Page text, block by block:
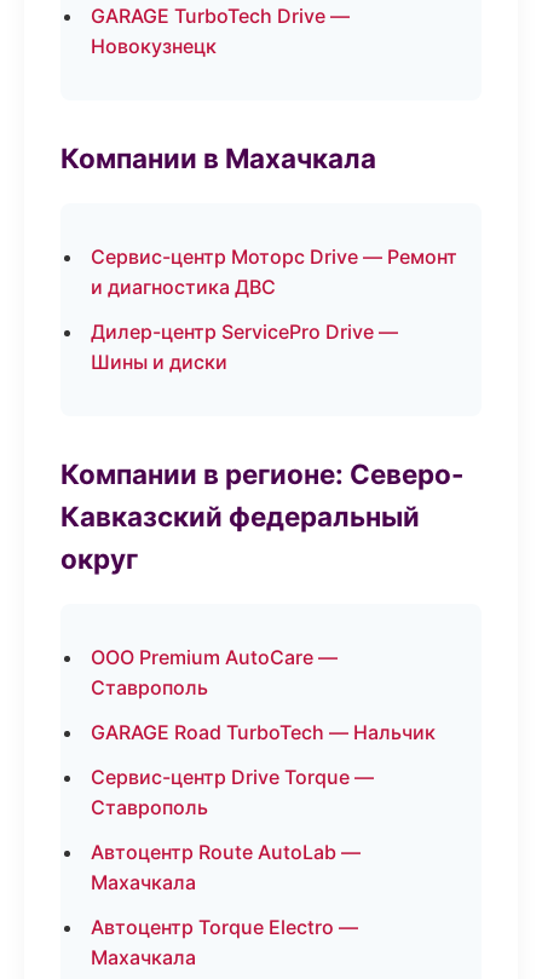
GARAGE TurboTech Drive —
Новокузнецк
Компании в Махачкала
Сервис-центр Моторс Drive — Ремонт
и диагностика ДВС
Дилер-центр ServicePro Drive —
Шины и диски
Компании в регионе: Северо-
Кавказский федеральный
округ
ООО Premium AutoCare —
Ставрополь
GARAGE Road TurboTech — Нальчик
Сервис-центр Drive Torque —
Ставрополь
Автоцентр Route AutoLab —
Махачкала
Автоцентр Torque Electro —
Махачкала